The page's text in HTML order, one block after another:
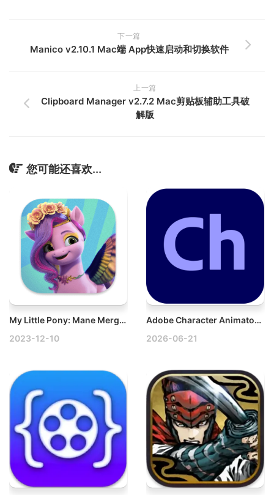
下一篇
Manico v2.10.1 Mac端 App快速启动和切换软件
上一篇
Clipboard Manager v2.7.2 Mac剪贴板辅助工具破
解版
您可能还喜欢...
My Little Pony: Mane Merge v1.4.0 Mac小马宝莉破解版
2023-12-10
Adobe Character Animator 2026 v26.0.0 Mac适配M1破解版下载
2026-06-21